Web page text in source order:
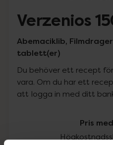
Verzenios
Abemaciklib,
tablett(er)
Du behöver ett recept
vara. Om du har ett
att logga in med ditt
Pris